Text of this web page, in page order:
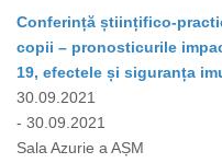
Conferință științifico-
copii – pronosticurile
19, efectele și siguranța
30.09.2021
- 30.09.2021
Sala Azurie a AȘM